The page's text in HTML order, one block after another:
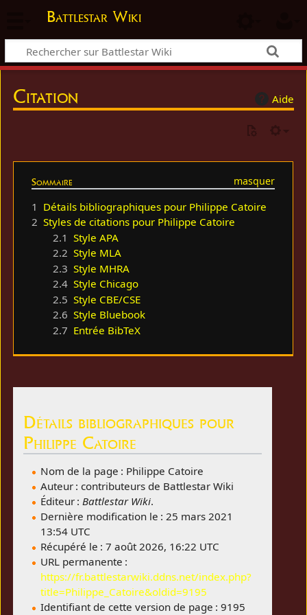
Battlestar Wiki
Aide
Citation
Sommaire
1 Détails bibliographiques pour Philippe Catoire
2 Styles de citations pour Philippe Catoire
2.1 Style APA
2.2 Style MLA
2.3 Style MHRA
2.4 Style Chicago
2.5 Style CBE/CSE
2.6 Style Bluebook
2.7 Entrée BibTeX
Détails bibliographiques pour
Philippe Catoire
Nom de la page : Philippe Catoire
Auteur : contributeurs de Battlestar Wiki
Éditeur : Battlestar Wiki.
Dernière modification le : 25 mars 2021
13:54 UTC
Récupéré le : 7 août 2026, 16:22 UTC
URL permanente :
https://fr.battlestarwiki.ddns.net/index.php?
title=Philippe_Catoire&oldid=9195
Identifiant de cette version de page : 9195